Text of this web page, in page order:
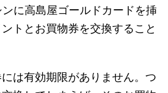
に高島屋ゴールドカードを挿
トとお買物券を交換すること
は有効期限がありません。つ